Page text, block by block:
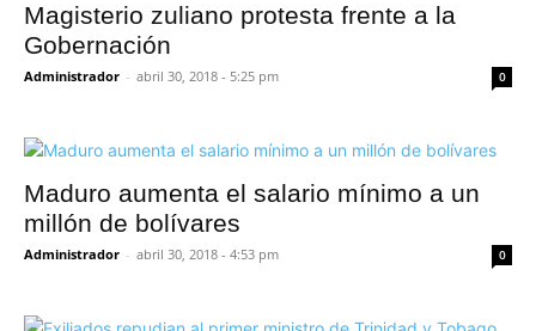
Magisterio zuliano protesta frente a la
Gobernación
Administrador - abril 30, 2018 - 5:25 pm 0
Maduro aumenta el salario mínimo a un
millón de bolívares
Administrador - abril 30, 2018 - 4:53 pm 0